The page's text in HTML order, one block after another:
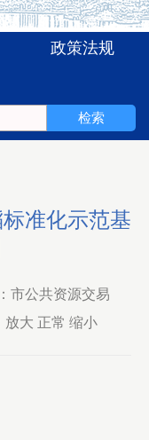
政策法规
准化示范基
市公共资源交易
放大 正常 缩小